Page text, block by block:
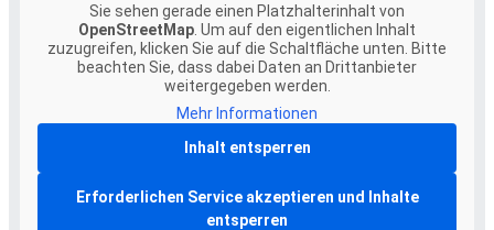
Sie sehen gerade einen Platzhalterinhalt von
OpenStreetMap . Um auf den eigentlichen Inhalt
zuzugreifen, klicken Sie auf die Schaltfläche unten. Bitte
beachten Sie, dass dabei Daten an Drittanbieter
weitergegeben werden.
Mehr Informationen
Inhalt entsperren
Erforderlichen Service akzeptieren und Inhalte
entsperren